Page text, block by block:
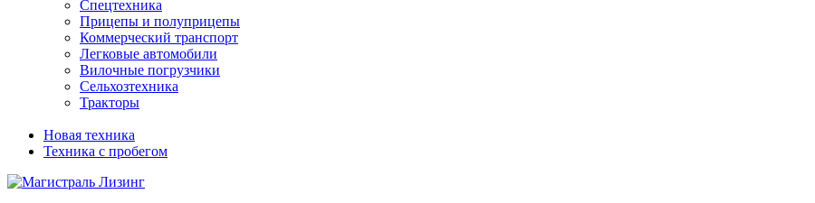
Спецтехника
Прицепы и полуприцепы
Коммерческий транспорт
Легковые автомобили
Вилочные погрузчики
Сельхозтехника
Тракторы
Новая техника
Техника с пробегом